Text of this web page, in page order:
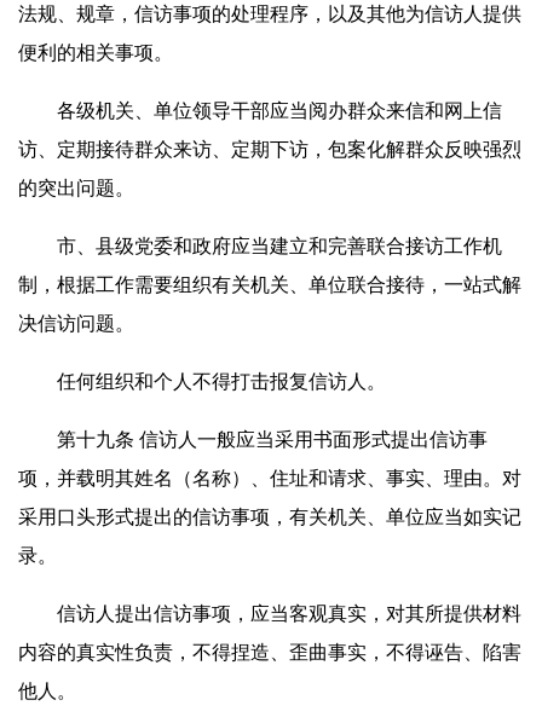
法规、规章，信访事项的处理程序，以及其他为信访人提供
便利的相关事项。
各级机关、单位领导干部应当阅办群众来信和网上信
访、定期接待群众来访、定期下访，包案化解群众反映强烈
的突出问题。
市、县级党委和政府应当建立和完善联合接访工作机
制，根据工作需要组织有关机关、单位联合接待，一站式解
决信访问题。
任何组织和个人不得打击报复信访人。
第十九条 信访人一般应当采用书面形式提出信访事
项，并载明其姓名（名称）、住址和请求、事实、理由。对
采用口头形式提出的信访事项，有关机关、单位应当如实记
录。
信访人提出信访事项，应当客观真实，对其所提供材料
内容的真实性负责，不得捏造、歪曲事实，不得诬告、陷害
他人。